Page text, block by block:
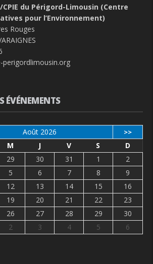
CPIE du Périgord-Limousin (Centre
pour l’Environnement)
Rouges
perigordlimousin.org
ÉVÉNEMENTS
Août 2026 >>
M J V S
D
29 30 31 1
2
5 6 7 8
9
12 13 14 15
16
19 20 21 22
23
26 27 28 29
30
2 3 4 5 6